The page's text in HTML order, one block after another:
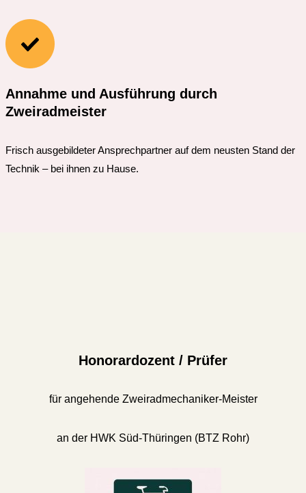
Annahme und Ausführung durch
Zweiradmeister
Frisch ausgebildeter Ansprechpartner auf dem neusten Stand der
Technik – bei ihnen zu Hause.
Honorardozent / Prüfer
für angehende Zweiradmechaniker-Meister
an der HWK Süd-Thüringen (BTZ Rohr)